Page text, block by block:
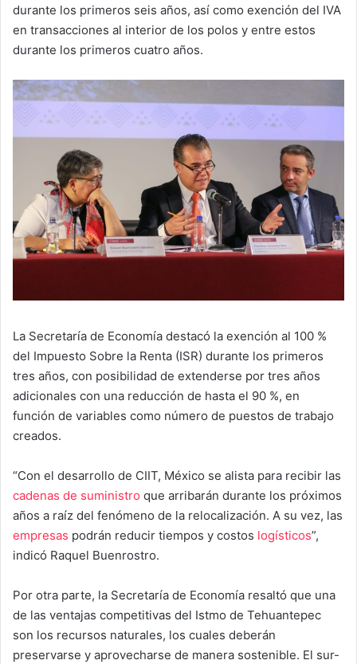
durante los primeros seis años, así como exención del IVA
en transacciones al interior de los polos y entre estos
durante los primeros cuatro años.
La Secretaría de Economía destacó la exención al 100 %
del Impuesto Sobre la Renta (ISR) durante los primeros
tres años, con posibilidad de extenderse por tres años
adicionales con una reducción de hasta el 90 %, en
función de variables como número de puestos de trabajo
creados.
“Con el desarrollo de CIIT, México se alista para recibir las
cadenas de suministro que arribarán durante los próximos
años a raíz del fenómeno de la relocalización. A su vez, las
empresas podrán reducir tiempos y costos logísticos”,
indicó Raquel Buenrostro.
Por otra parte, la Secretaría de Economía resaltó que una
de las ventajas competitivas del Istmo de Tehuantepec
son los recursos naturales, los cuales deberán
preservarse y aprovecharse de manera sostenible. El sur-